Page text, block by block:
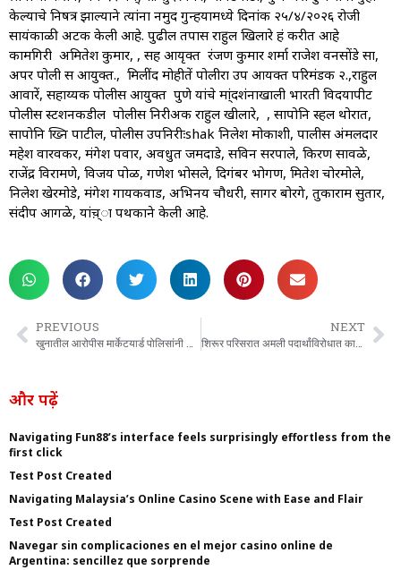
केल्याचे निषत्र झाल्याने त्यांना नमुद गुन्हयामध्ये दिनांक २५/४/२०२६ रोजी
सायंकाळी अटक केली आहे. पुढील तपास राहुल खिलारे हं करीत आहे
कामगिरी अमितेश कुमार, , सह आयृक्त रंजण कुमार शर्मा राजेश वनसोंडे सा,
अपर पोली स आयुक्त., मिलींद मोहीतें पोलीरा उप आयक्त परिमंडक २.,राहुल
आवारें, सहाय्यक पोलीस आयुक्त पुणे यांचे मा्ंदशंनाखाली भारती विदयापीट
पोलीस स्टशनकडील पोलीस निरीअक राहुल खीलारे, , सापोनि स्हल थोरात,
सापोनि ख्नि पाटील, पोलीस उपनिरीःshak निलेश मोकाशी, पालीस अंमलदार
महेश वारवकर, मंगेश पवार, अवधुत जमदाडे, सविन सरपाले, किरण सावळे,
राजेंद्र विरामणे, विजय पोळ, गणेश भोसले, दिगंबर भोगण, मितेश चोरमोले,
निलेश खेरमोडे, मंगेश गायकवाड, अभिनय चौधरी, सागर बोरगे, तुकाराम सुतार,
संदीप आगळे, यांच़्ा पथकाने केली आहे.
PREVIOUS
खुनातील आरोपीस मार्केटयार्ड पोलिसांनी अवघ्या सहा तासात ठोकल्या बेड्या.
NEXT
शिरूर परिसरात अमली पदार्थांविरोधात कारवाई.
और पढ़ें
Navigating Fun88’s interface feels surprisingly effortless from the
first click
Test Post Created
Navigating Malaysia’s Online Casino Scene with Ease and Flair
Test Post Created
Navegar sin complicaciones en el mejor casino online de
Argentina: sencillez que sorprende